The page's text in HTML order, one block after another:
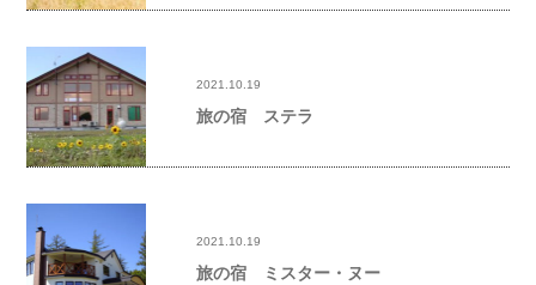
2021.10.19
旅の宿 ステラ
2021.10.19
旅の宿 ミスター・ヌー